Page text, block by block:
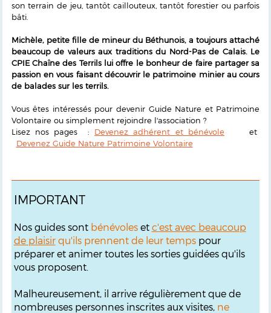
son terrain de jeu, tantôt caillouteux, tantôt forestier ou parfois
bâti.
Michèle, petite fille de mineur du Béthunois, a toujours attaché
beaucoup de valeurs aux traditions du Nord-Pas de Calais. Le
CPIE Chaîne des Terrils lui offre le bonheur de faire partager sa
passion en vous faisant découvrir le patrimoine minier au cours
de balades sur les terrils.
Vous êtes intéressés pour devenir Guide Nature et Patrimoine
Volontaire ou simplement rejoindre l'association ?
Lisez nos pages : Devenez adhérent et bénévole et
Devenez Guide Nature Patrimoine Volontaire
IMPORTANT
Nos guides sont bénévoleset c'est avec beaucoup
de plaisirqu'ils prennent de leur tempspour
préparer et animer toutes les sorties guidées qu'ils
vous proposent.
Malheureusement, il arrive régulièrement que de
nombreuses personnes inscrites aux visites, ne